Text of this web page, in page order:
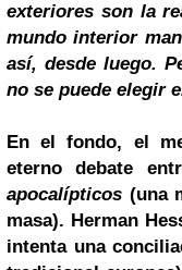
exteriores son la
mundo interior
así, desde luego.
no se puede elegir
En el fondo, el
eterno debate
apocalípticos (una
masa). Herman
intenta una